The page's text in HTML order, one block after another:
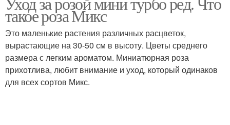
розами
Комнатная роза
Роза в горшке Неправильный уход
такое роза Микс
Это маленькие растения различных расцветок,
вырастающие на 30-50 см в высоту. Цветы среднего
размера с легким ароматом. Миниатюрная роза
прихотлива, любит внимание и уход, который одинаков
для всех сортов Микс.